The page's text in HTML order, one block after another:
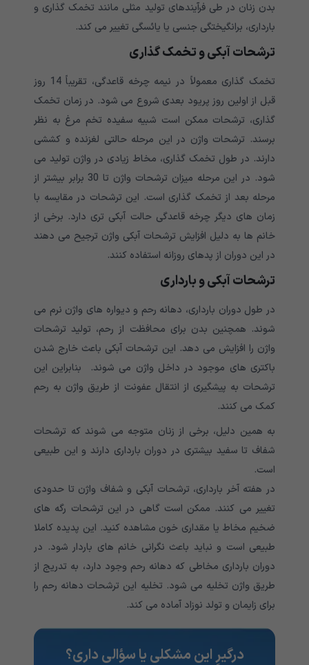
بدن زنان در طی فرآیندهای تولید مثلی مانند تخمک گذاری و
بارداری، برانگیختگی جنسی یا یائسگی تغییر می کند.
ترشحات آبکی و تخمک گذاری
تخمک گذاری معمولاً در نیمه چرخه قاعدگی، تقریباً 14 روز
قبل از اولین روز پریود بعدی شروع می شود. در زمان تخمک
گذاری، ترشحات ممکن است شبیه سفیده تخم مرغ به نظر
برسند. ترشحات واژن در این مرحله حالتی لغزنده و کششی
دارند. در طول تخمک گذاری، مخاط زیادی در واژن تولید می
شود. در این مرحله میزان ترشحات واژن تا 30 برابر بیشتر از
مرحله بعد از تخمک گذاری است. این ترشحات در مقایسه با
زمان های دیگر چرخه قاعدگی حالت آبکی تری دارد. برخی از
خانم ها به دلیل افزایش ترشحات آبکی واژن ترجیح می دهند
در این دوران از پدهای روزانه استفاده کنند.
ترشحات آبکی و بارداری
در طول دوران بارداری، دهانه رحم و دیواره های واژن نرم می
شوند. همچنین بدن برای محافظت از رحم، تولید ترشحات
واژن را افزایش می دهد. این ترشحات آبکی باعث خارج شدن
باکتری های موجود در داخل واژن می شوند. بنابراین این
ترشحات به پیشگیری از انتقال عفونت از طریق واژن به رحم
کمک می کنند.
به همین دلیل، برخی از زنان متوجه می شوند که ترشحات
شفاف تا سفید بیشتری در دوران بارداری دارند و این طبیعی
است.
در هفته آخر بارداری، ترشحات آبکی و شفاف واژن تا حدودی
تغییر می کنند. ممکن است گاهی در این ترشحات رگه های
ضخیم مخاط یا مقداری خون مشاهده کنید. این پدیده کاملا
طبیعی است و نباید باعث نگرانی خانم های باردار شود. در
دوران بارداری مخاطی که دهانه رحم وجود دارد، به تدریج از
طریق واژن تخلیه می شود. تخلیه این ترشحات دهانه رحم را
برای زایمان و تولد نوزاد آماده می کند.
درگیرِ این مشکلی یا سؤالی داری؟